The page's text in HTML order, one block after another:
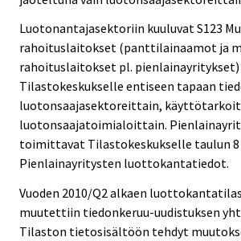
Luotonantajasektoriin kuuluvat S123
rahoituslaitokset (panttilainaamot ja
rahoituslaitokset pl.
Tilastokeskukselle entiseen tapaan
luotonsaajasektoreittain,
luotonsaajatoimialoittain.
toimittavat Tilastokeskukselle taulun 8
Pienlainayritysten luottokantatiedot.
Vuoden 2010/Q2 alkaen
muutettiin tiedonkeruu-uudistuksen
Tilaston tietosisältöön tehdyt